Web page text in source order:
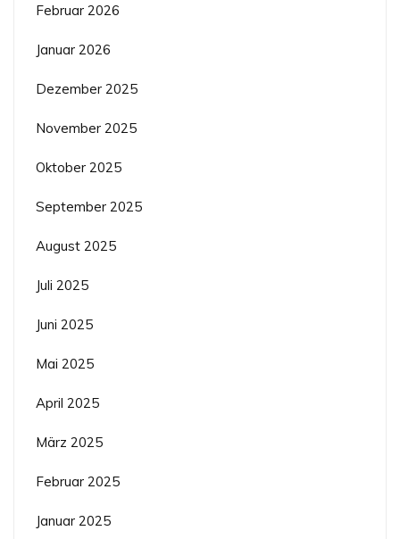
Februar 2026
Januar 2026
Dezember 2025
November 2025
Oktober 2025
September 2025
August 2025
Juli 2025
Juni 2025
Mai 2025
April 2025
März 2025
Februar 2025
Januar 2025